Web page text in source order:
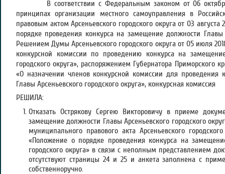
В соответствии с Федеральным законом от 06
принципах организации местного самоуправления в
правовым актом Арсеньевского городского округа от 03
порядке проведения конкурса на замещение должности Главы
Решением Думы Арсеньевского городского округа от 05 июля
конкурсной комиссии по проведению конкурса на
городского округа», распоряжением Губернатора Приморского
«О назначении членов конкурсной комиссии для проведения
Главы Арсеньевского городского округа», конкурсная комиссия
РЕШИЛА:
Отказать Острякову Сергею Викторовичу в приеме
замещение должности Главы Арсеньевского городского
муниципального правового акта Арсеньевского
«Положение о порядке проведения конкурса на
городского округа» в связи с неполным представлением
отсутствуют страницы 24 и 25 и анкета заполнена с
собственноручно.